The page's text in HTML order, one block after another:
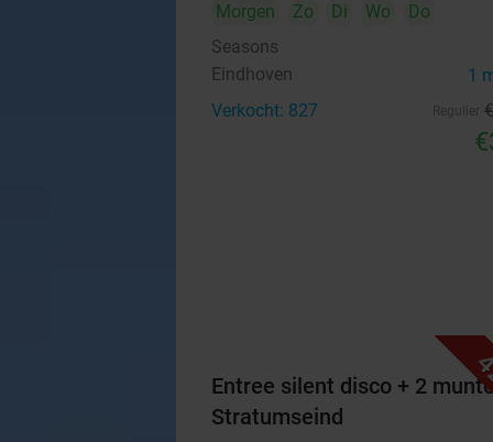
Morgen Zo Di Wo
Do
Seasons
Eindhoven 1
Verkocht: 827
Entree silent disco + 2
Stratumseind